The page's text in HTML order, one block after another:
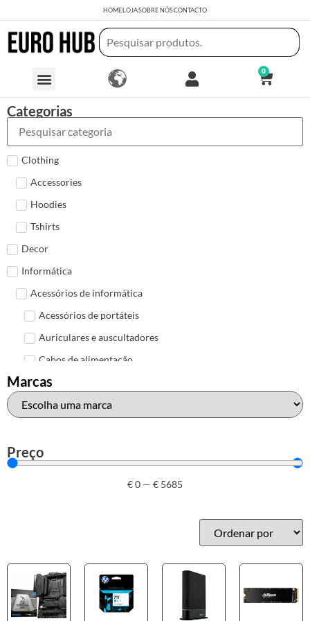
HOMELOJASOBRE NÓSCONTACTO
0
Categorias
Clothing
Accessories
Hoodies
Tshirts
Decor
Informática
Acessórios de informática
Acessórios de portáteis
Auriculares e auscultadores
Cabos de alimentação
Colunas de Som
Hubs
Mais acessórios USB
HP
Outros acessórios de informática
Marcas
Preço
€0 — € 5685